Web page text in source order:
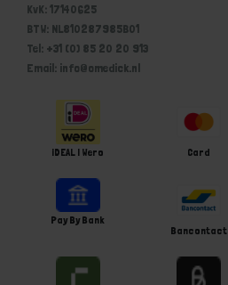
KvK: 17140625
BTW: NL810287985B01
Tel: +31 (0) 85 20 20 913
Email: info@omedick.nl
iDEAL | Wero Card
Pay By Bank
Bancontact